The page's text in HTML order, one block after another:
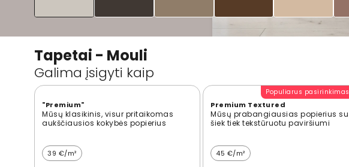
Tapetai - Mouli
Galima įsigyti kaip
"Premium"
Mūsų klasikinis, visur pritaikomas
aukščiausios kokybės popierius
39 €/m²
Populiarus pasirinkimas
Premium Textured
Mūsų prabangiausias popierius su
šiek tiek tekstūruotu paviršiumi
45 €/m²